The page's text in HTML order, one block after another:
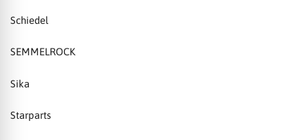
Schiedel
SEMMELROCK
Sika
Starparts